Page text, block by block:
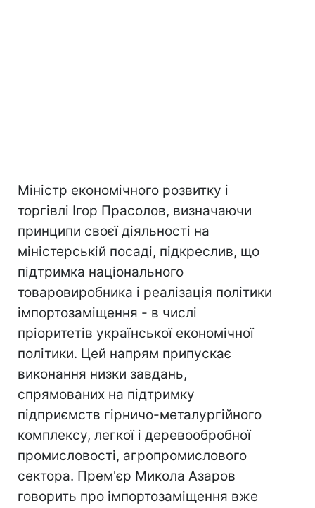
Міністр економічного розвитку і
торгівлі Ігор Прасолов, визначаючи
принципи своєї діяльності на
міністерській посаді, підкреслив, що
підтримка національного
товаровиробника і реалізація політики
імпортозаміщення - в числі
пріоритетів української економічної
політики. Цей напрям припускає
виконання низки завдань,
спрямованих на підтримку
підприємств гірничо-металургійного
комплексу, легкої і деревообробної
промисловості, агропромислового
сектора. Прем'єр Микола Азаров
говорить про імпортозаміщення вже